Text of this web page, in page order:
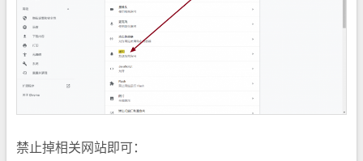
禁止掉相关网站即可：